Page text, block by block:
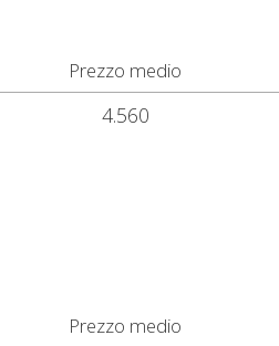
Prezzo medio
4.560
Prezzo medio